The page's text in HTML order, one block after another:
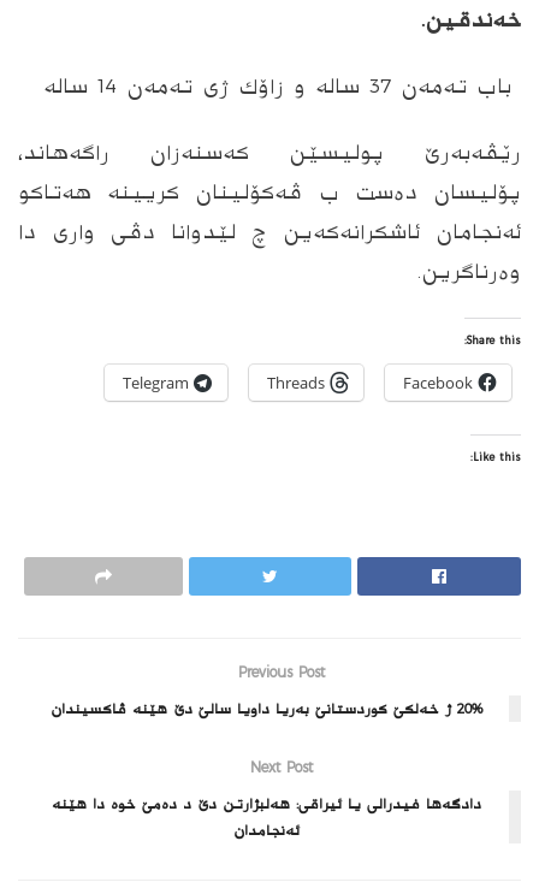
خه‌ندقین.
باب ته‌مه‌ن 37 ساله‌ و زاۆك ژى ته‌مه‌ن 14 ساله‌
رێڤه‌به‌رێ پولیسێن كه‌سنه‌زان راگه‌هاند،
پۆلیسان ده‌ست ب ڤه‌كۆلینان كریینه‌ هه‌تاكو
ئه‌نجامان ئاشكرانه‌كه‌ین چ لێدوانا دڤى وارى دا
وه‌رناگرین.
Share this:
Facebook
Threads
Telegram
Like this:
Previous Post
20% ژ خه‌لكێ كوردستانێ به‌ریا داویا سالێ دێ هێنه‌ ڤاكسیندان
Next Post
دادگه‌ها فیدرالى یا ئیراقى: هه‌لبژارتن دێ د ده‌مێ خوه‌ دا هێنه‌
ئه‌نجامدان